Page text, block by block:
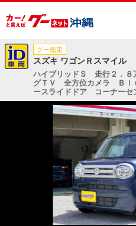
グー鑑定
スズキ ワゴンＲスマイル
ハイブリッドＳ 走行２．
グＴＶ 全方位カメラ Ｂｌ
ースライドドア コーナー